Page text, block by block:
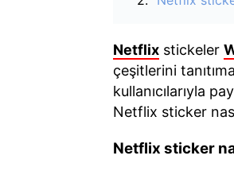
Netflix stickeler
çeşitlerini
kullanıcılarıyla
Netflix sticker
Netflix sticker